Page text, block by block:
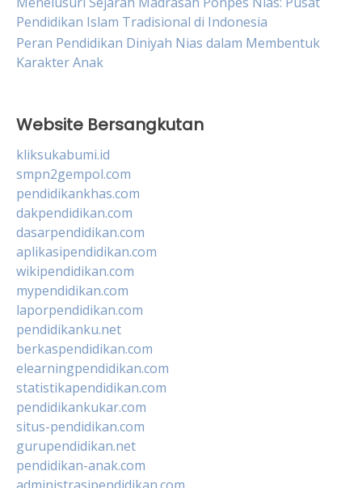
Pendidikan Islam Tradisional di Indonesia
Peran Pendidikan Diniyah Nias dalam Membentuk
Karakter Anak
Website Bersangkutan
kliksukabumi.id
smpn2gempol.com
pendidikankhas.com
dakpendidikan.com
dasarpendidikan.com
aplikasipendidikan.com
wikipendidikan.com
mypendidikan.com
laporpendidikan.com
pendidikanku.net
berkaspendidikan.com
elearningpendidikan.com
statistikapendidikan.com
pendidikankukar.com
situs-pendidikan.com
gurupendidikan.net
pendidikan-anak.com